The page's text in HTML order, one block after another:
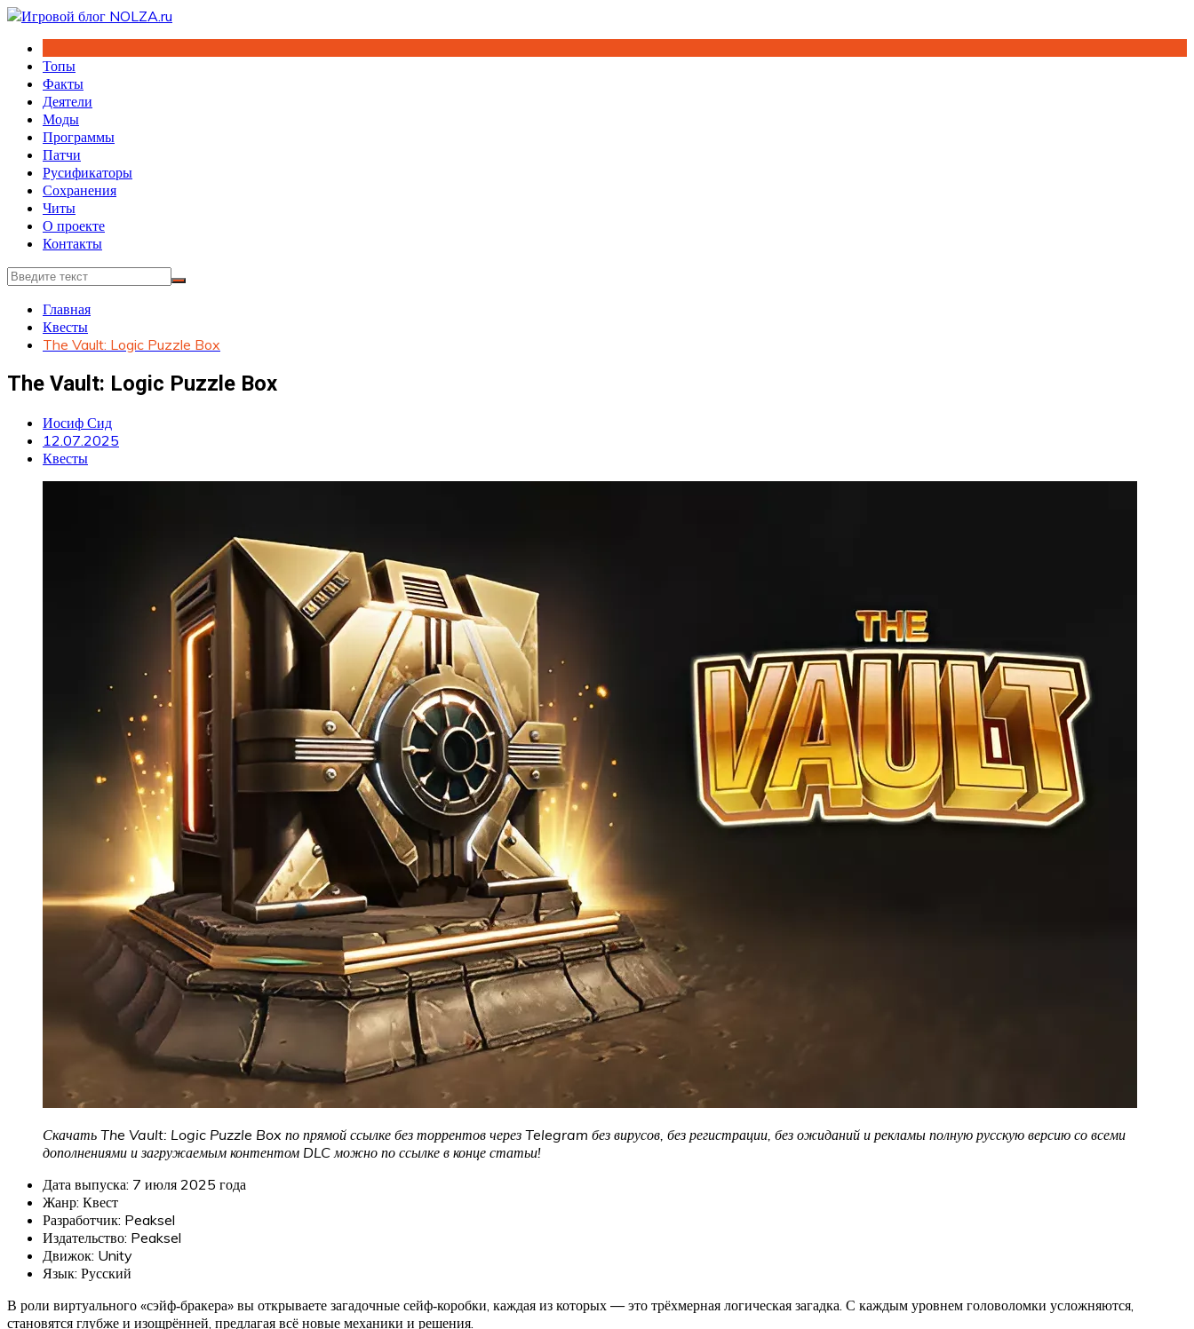
Перейти
содержимому
Топы
Факты
Деятели
Моды
Программы
Патчи
Русификаторы
Сохранения
Читы
О проекте
Контакты
Главная
Квесты
The Vault: Logic Puzzle Box
The Vault: Logic Puzzle Box
Иосиф Сид
12.07.2025
Квесты
Скачать The Vault: Logic Puzzle Box по прямой ссылке без торрентов через Telegram без вирусов, без регистрации, без ожиданий и рекламы полную русскую версию со всеми
дополнениями и загружаемым контентом DLC можно по ссылке в конце статьи!
Дата выпуска: 7 июля 2025 года
Жанр: Квест
Разработчик: Peaksel
Издательство: Peaksel
Движок: Unity
Язык: Русский
В роли виртуального «сэйф‑бракера» вы открываете загадочные сейф‑коробки, каждая из которых — это трёхмерная логическая загадка. С каждым уровнем головоломки усложняются,
становятся глубже и изощрённей, предлагая всё новые механики и решения.